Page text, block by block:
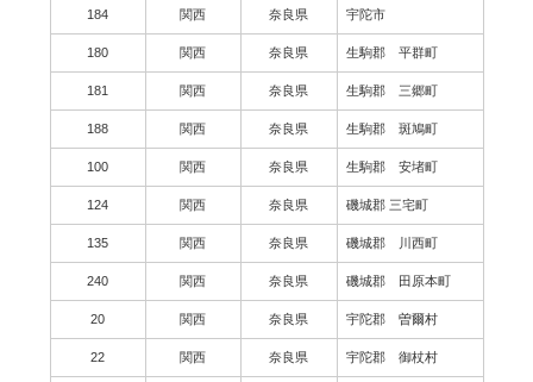
184 関西 奈良県 宇陀市
180 関西 奈良県 生駒郡 平群町
181 関西 奈良県 生駒郡 三郷町
188 関西 奈良県 生駒郡 斑鳩町
100 関西 奈良県 生駒郡 安堵町
124 関西 奈良県 磯城郡 三宅町
135 関西 奈良県 磯城郡 川西町
240 関西 奈良県 磯城郡 田原本町
20 関西 奈良県 宇陀郡 曽爾村
22 関西 奈良県 宇陀郡 御杖村